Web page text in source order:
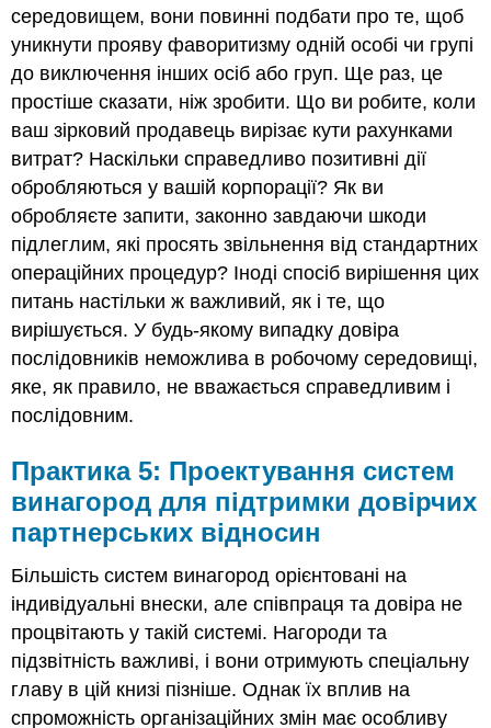
середовищем, вони повинні подбати про те, щоб
уникнути прояву фаворитизму одній особі чи групі
до виключення інших осіб або груп. Ще раз, це
простіше сказати, ніж зробити. Що ви робите, коли
ваш зірковий продавець вирізає кути рахунками
витрат? Наскільки справедливо позитивні дії
обробляються у вашій корпорації? Як ви
обробляєте запити, законно завдаючи шкоди
підлеглим, які просять звільнення від стандартних
операційних процедур? Іноді спосіб вирішення цих
питань настільки ж важливий, як і те, що
вирішується. У будь-якому випадку довіра
послідовників неможлива в робочому середовищі,
яке, як правило, не вважається справедливим і
послідовним.
Практика 5: Проектування систем
винагород для підтримки довірчих
партнерських відносин
Більшість систем винагород орієнтовані на
індивідуальні внески, але співпраця та довіра не
процвітають у такій системі. Нагороди та
підзвітність важливі, і вони отримують спеціальну
главу в цій книзі пізніше. Однак їх вплив на
спроможність організаційних змін має особливу